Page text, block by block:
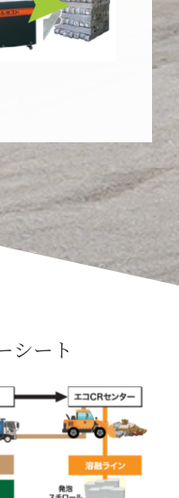
シート